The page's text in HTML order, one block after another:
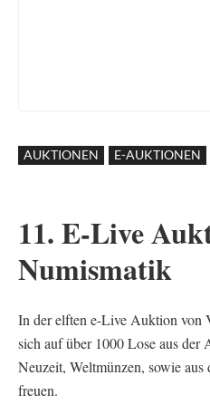
AUKTIONEN E-AUKTIONEN
11. E-Live
Numismatik
In der elften e-Live Auktion von
sich auf über 1000 Lose aus der
Neuzeit, Weltmünzen, sowie
freuen.